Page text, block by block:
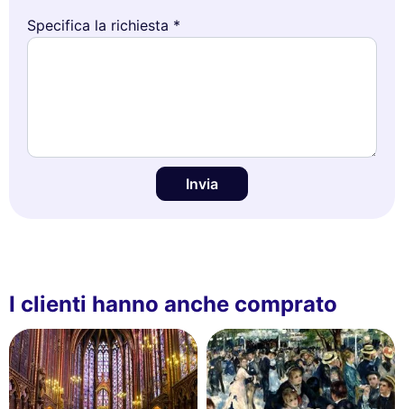
Specifica la richiesta *
Invia
I clienti hanno anche comprato